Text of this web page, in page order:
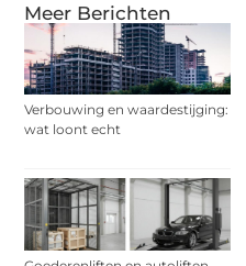
Meer Berichten
Verbouwing en waardestijging:
wat loont echt